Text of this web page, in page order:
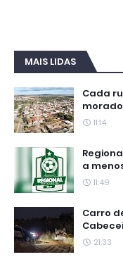
MAIS LIDAS
Cada
11:14
a
11:49
Carro
21:33